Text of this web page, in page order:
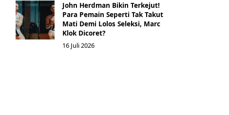
John Herdman Bikin Terkejut!
Para Pemain Seperti Tak Takut
Mati Demi Lolos Seleksi, Marc
Klok Dicoret?
16 Juli 2026